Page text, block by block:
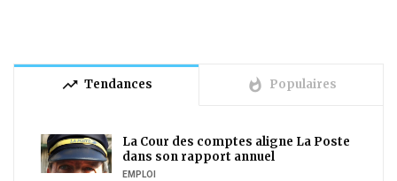
trending_up Tendances whatshot Populaires
La Cour des comptes aligne La Poste
dans son rapport annuel
EMPLOI